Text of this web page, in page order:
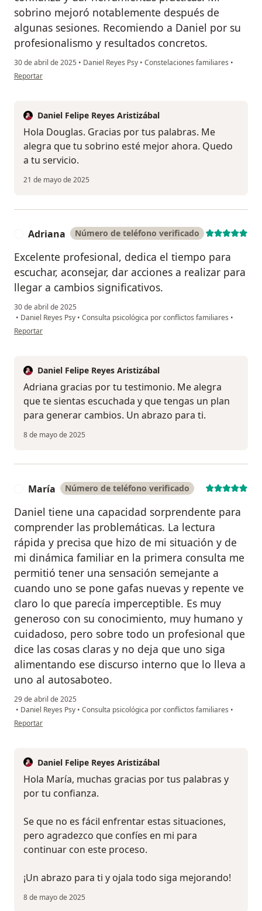
sobrino mejoró notablemente después de
algunas sesiones. Recomiendo a Daniel por su
profesionalismo y resultados concretos.​​​​​​​​​​​​​​​​
30 de abril de 2025 • Daniel Reyes Psy • Constelaciones familiares •
en opinión del usuario Douglas Franco
Reportar
Daniel Felipe Reyes Aristizábal
Hola Douglas. Gracias por tus palabras. Me
alegra que tu sobrino esté mejor ahora. Quedo
a tu servicio.
21 de mayo de 2025
Adriana Número de teléfono verificado
Excelente profesional, dedica el tiempo para
escuchar, aconsejar, dar acciones a realizar para
llegar a cambios significativos.
30 de abril de 2025
• Daniel Reyes Psy • Consulta psicológica por conflictos familiares •
en opinión del usuario Adriana
Reportar
Daniel Felipe Reyes Aristizábal
Adriana gracias por tu testimonio. Me alegra
que te sientas escuchada y que tengas un plan
para generar cambios. Un abrazo para ti.
8 de mayo de 2025
María Número de teléfono verificado
Daniel tiene una capacidad sorprendente para
comprender las problemáticas. La lectura
rápida y precisa que hizo de mi situación y de
mi dinámica familiar en la primera consulta me
permitió tener una sensación semejante a
cuando uno se pone gafas nuevas y repente ve
claro lo que parecía imperceptible. Es muy
generoso con su conocimiento, muy humano y
cuidadoso, pero sobre todo un profesional que
dice las cosas claras y no deja que uno siga
alimentando ese discurso interno que lo lleva a
uno al autosaboteo.
29 de abril de 2025
• Daniel Reyes Psy • Consulta psicológica por conflictos familiares •
en opinión del usuario María
Reportar
Daniel Felipe Reyes Aristizábal
Hola María, muchas gracias por tus palabras y
por tu confianza.
Se que no es fácil enfrentar estas situaciones,
pero agradezco que confíes en mi para
continuar con este proceso.
¡Un abrazo para ti y ojala todo siga mejorando!
8 de mayo de 2025